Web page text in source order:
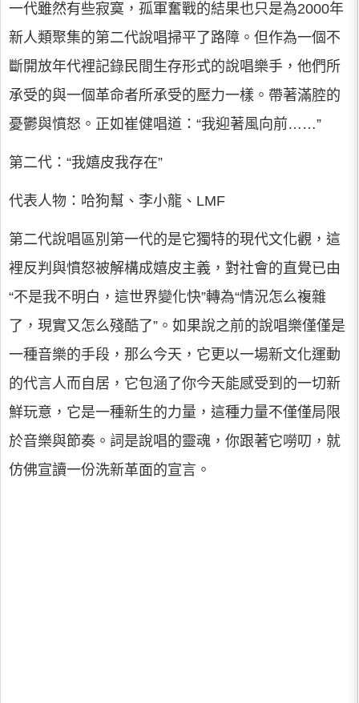
一代雖然有些寂寞，孤軍奮戰的結果也只是為2000年
新人類聚集的第二代說唱掃平了路障。但作為一個不
斷開放年代裡記錄民間生存形式的說唱樂手，他們所
承受的與一個革命者所承受的壓力一樣。帶著滿腔的
憂鬱與憤怒。正如崔健唱道：“我迎著風向前……”
第二代：“我嬉皮我存在”
代表人物：哈狗幫、李小龍、LMF
第二代說唱區別第一代的是它獨特的現代文化觀，這
裡反判與憤怒被解構成嬉皮主義，對社會的直覺已由
“不是我不明白，這世界變化快”轉為“情況怎么複雜
了，現實又怎么殘酷了”。如果說之前的說唱樂僅僅是
一種音樂的手段，那么今天，它更以一場新文化運動
的代言人而自居，它包涵了你今天能感受到的一切新
鮮玩意，它是一種新生的力量，這種力量不僅僅局限
於音樂與節奏。詞是說唱的靈魂，你跟著它嘮叨，就
仿佛宣讀一份洗新革面的宣言。